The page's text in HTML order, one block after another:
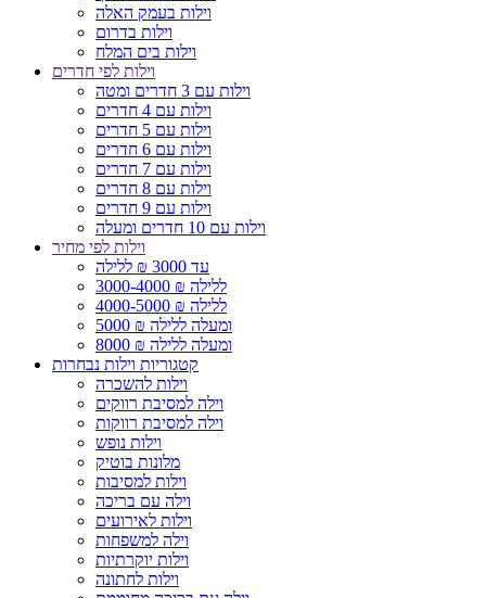
וילות בעמק האלה
וילות בדרום
וילות בים המלח
וילות לפי חדרים
וילות עם 3 חדרים ומטה
וילות עם 4 חדרים
וילות עם 5 חדרים
וילות עם 6 חדרים
וילות עם 7 חדרים
וילות עם 8 חדרים
וילות עם 9 חדרים
וילות עם 10 חדרים ומעלה
וילות לפי מחיר
עד 3000 ₪ ללילה
3000-4000 ₪ ללילה
4000-5000 ₪ ללילה
5000 ₪ ומעלה ללילה
8000 ₪ ומעלה ללילה
קטגוריות וילות נבחרות
וילות להשכרה
וילה למסיבת רווקים
וילה למסיבת רווקות
וילות נופש
מלונות בוטיק
וילות למסיבות
וילה עם בריכה
וילות לאירועים
וילה למשפחות
וילות יוקרתיות
וילות לחתונה